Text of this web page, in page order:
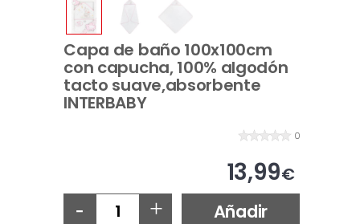
Capa de baño 100x100cm
con capucha, 100% algodón
tacto suave,absorbente
INTERBABY
0
13,99€
- + Añadir